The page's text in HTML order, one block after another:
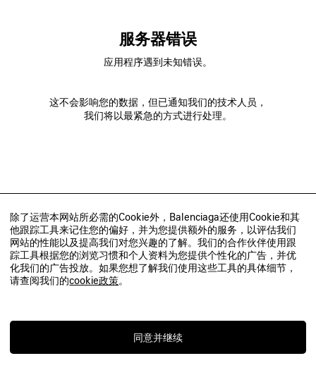
除了运营本网站所必需的Cookie外，Balenciaga还使用Cookie和其
他跟踪工具来记住您的偏好，并为您提供额外的服务，以评估我们
网站的性能以及提高我们对您兴趣的了解。我们的合作伙伴使用跟
踪工具根据您的浏览习惯和个人资料为您提供个性化的广告，并优
化我们的广告投放。如果您想了解我们使用这些工具的具体细节，
请查阅我们的cookie政策。
同意并继续
服务器错误
应用程序遇到未知错误。
这不会影响您的数据，但已通知我们的技术人员，
我们将以最紧急的方式进行处理。